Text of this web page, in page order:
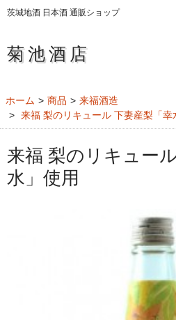
茨城地酒 日本酒 通販ショップ
菊池酒店
ホーム
日本酒・地酒
純米大吟醸酒
大吟醸酒
ホーム 商品
来福酒造
来福 梨のリキュール 下妻産梨「幸
来福 梨のリキュー
水」使用